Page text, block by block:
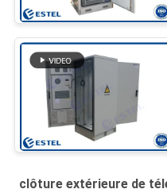
clôture extérieure de